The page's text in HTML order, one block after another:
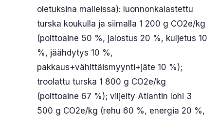
oletuksina malleissa): luonnonkalastettu
turska koukulla ja siimalla 1 200 g CO2e/kg
(polttoaine 50 %, jalostus 20 %, kuljetus 10
%, jäähdytys 10 %,
pakkaus+vähittäismyynti+jäte 10 %);
troolattu turska 1 800 g CO2e/kg
(polttoaine 67 %); viljelty Atlantin lohi 3
500 g CO2e/kg (rehu 60 %, energia 20 %,